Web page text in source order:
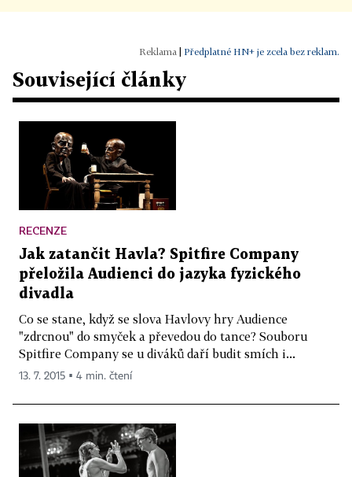
Předplatné HN+ je zcela bez reklam.
Související články
RECENZE
Jak zatančit Havla? Spitfire Company
přeložila Audienci do jazyka fyzického
divadla
Co se stane, když se slova Havlovy hry Audience
"zdrcnou" do smyček a převedou do tance? Souboru
Spitfire Company se u diváků daří budit smích i...
13. 7. 2015 ▪ 4 min. čtení